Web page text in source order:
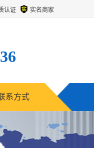
认证 实名商家
系方式